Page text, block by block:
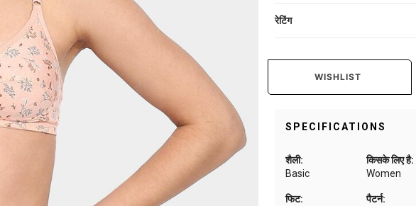
रेटिंग
WISHLIST
SPECIFICATIONS
शैली:
Basic
किसके लिए है:
Women
फिट:
पैटर्न: